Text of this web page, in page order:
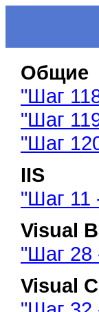
Общие
"Шаг
"Шаг
"Шаг
IIS
"Шаг 11
Visual
"Шаг 28
Visual